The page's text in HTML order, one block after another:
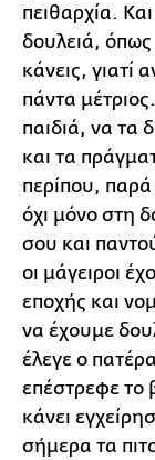
πειθαρχία.
δουλειά, όπως
κάνεις, γιατί
πάντα
παιδιά, να τα
και τα
περίπου,
όχι μόνο στη
σου και
οι μάγειροι
εποχής και
να έχουμε
έλεγε ο
επέστρεφε το
κάνει
σήμερα τα